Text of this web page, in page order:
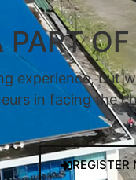
PART
experience, but
in facing the
REGISTER